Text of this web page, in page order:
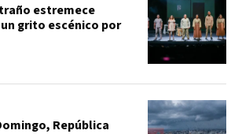
estremece
grito escénico por
República